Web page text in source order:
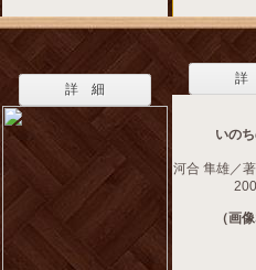
詳 細
詳
いの
河合 隼雄／
（画